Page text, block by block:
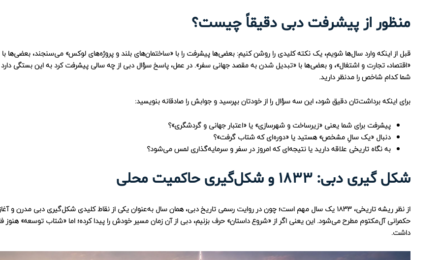
منظور از پیشرفت دبی دقیقاً چیست؟
قبل از اینکه وارد سال‌ها شویم، یک نکته کلیدی را روشن کنیم: بعضی‌ها پیشرفت را با «ساختمان‌های بلند و پروژه‌های لوکس» می‌سنجند، بعضی‌ها با
«اقتصاد، تجارت و اشتغال»، و بعضی‌ها با «تبدیل شدن به مقصد جهانی سفر». در عمل، پاسخ سؤال دبی از چه سالی پیشرفت کردبه این بستگی
شما کدام شاخص را مدنظر دارید.
برای اینکه برداشت‌تان دقیق شود، این سه سؤال را از خودتان بپرسید و جوابش را صادقانه بنویسید:
پیشرفت برای شما یعنی «زیرساخت و شهرسازی» یا «اعتبار جهانی و گردشگری»؟
دنبال «یک سالِ مشخص» هستید یا «دوره‌ای که شتاب گرفت»؟
به نگاه تاریخی علاقه دارید یا نتیجه‌ای که امروز در سفر و سرمایه‌گذاری لمس می‌شود؟
شکل گیری دبی: ۱۸۳۳ و شکل‌گیری حاکمیت محلی
از نظر ریشه تاریخی، ۱۸۳۳ یک سال مهم است؛ چون در روایت رسمی تاریخ دبی، همان سال به‌عنوان یکی از نقاط کلیدی شکل‌گیری دبی مدرن و
حکمرانی آل‌مکتوم مطرح می‌شود. این یعنی اگر از «شروع داستان» حرف بزنیم، دبی از آن زمان مسیر خودش را پیدا کرده؛ اما «شتاب توسعه» هنوز
داشت.